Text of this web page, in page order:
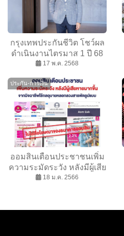
กรุงเทพประกันชีวิต โชว์ผล
ดำเนินงานไตรมาส 1 ปี 68
กำไรสุทธิ 1189 ล้านบาท
โต 32%
17 พ.ค. 2568
ประกัน-การเงิน
ออมสินเตือนประชาชนเพิ่ม
ความระมัดระวัง หลังมีผู้เสีย
หายมากขึ้นจากมิจฉาชีพใช้
18 ม.ค. 2566